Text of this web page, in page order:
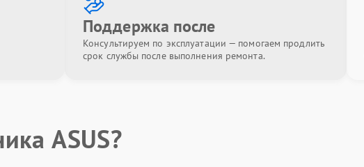
Поддержка после
Консультируем по эксплуатации — помогаем продлить
срок службы после выполнения ремонта.
ASUS?